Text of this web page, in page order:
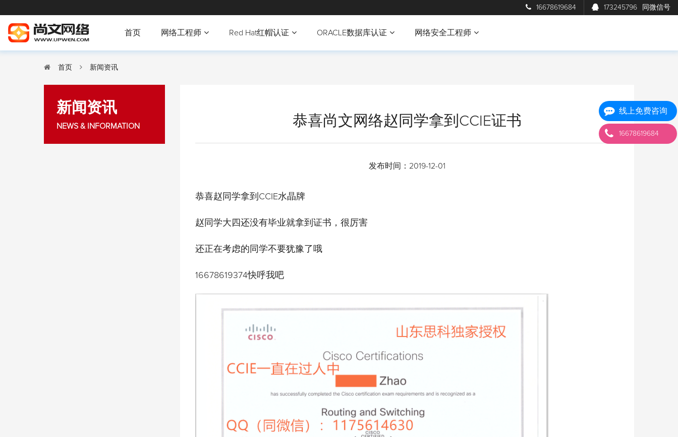
16678619684 173245796 同微信号
首页 网络工程师 Red Hat红帽认证 ORACLE数据库认证 网络安全工程师
首页 新闻资讯
新闻资讯
NEWS & INFORMATION 恭喜尚文网络赵同学拿到CCIE证书
发布时间： 2019-12-01
恭喜赵同学拿到CCIE水晶牌
赵同学大四还没有毕业就拿到证书，很厉害
还正在考虑的同学不要犹豫了哦
16678619374快呼我吧
线上免费咨询
16678619684